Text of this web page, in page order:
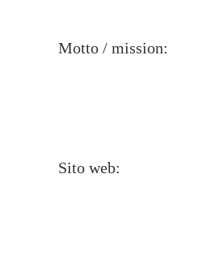
Motto / mission:
Sito web: